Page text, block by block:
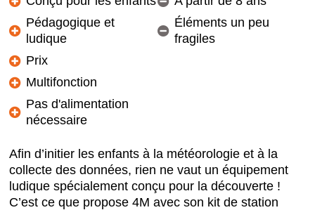
Pédagogique et
ludique
Prix
Multifonction
Pas d'alimentation
nécessaire
Éléments un peu
fragiles
Afin d’initier les enfants à la météorologie et à la
collecte des données, rien ne vaut un équipement
ludique spécialement conçu pour la découverte !
C’est ce que propose 4M avec son kit de station